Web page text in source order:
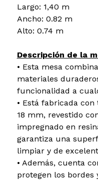
Largo: 1,40 m
Ancho: 0.82 m
Alto: 0.74 m
Descripción de la
• Esta mesa
materiales
funcionalidad a
• Está fabricada
18 mm, revestido
impregnado en
garantiza una
limpiar y de
• Además, cuenta
protegen los